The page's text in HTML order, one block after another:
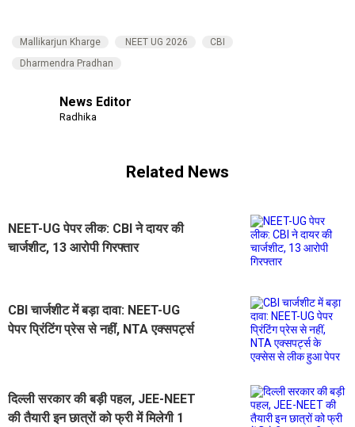
Mallikarjun Kharge NEET UG 2026
CBI
Dharmendra Pradhan
News Editor
Radhika
Related News
NEET-UG पेपर लीक: CBI ने दायर की
चार्जशीट, 13 आरोपी गिरफ्तार
CBI चार्जशीट में बड़ा दावा: NEET-UG
पेपर प्रिंटिंग प्रेस से नहीं, NTA एक्सपर्ट्स
दिल्ली सरकार की बड़ी पहल, JEE-NEET
की तैयारी इन छात्रों को फ्री में मिलेगी 1